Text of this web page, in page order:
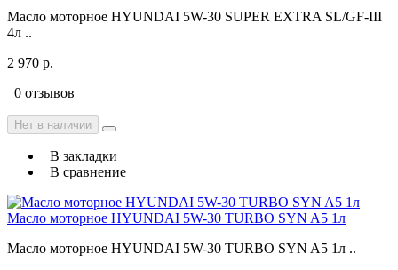
Масло моторное HYUNDAI 5W-30 SUPER EXTRA SL/GF-III
4л ..
2 970 р.
0 отзывов
Нет в наличии
В закладки
В сравнение
Масло моторное HYUNDAI 5W-30 TURBO SYN A5 1л
Масло моторное HYUNDAI 5W-30 TURBO SYN A5 1л ..